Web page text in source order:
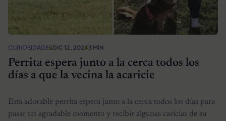
CURIOSIDADESDIC 12, 20243 MIN
Perrita espera junto a la cerca todos los
días a que la vecina la acaricie
Esta adorable perrita espera junto a la cerca todos los días para
pasar un agradable momento y recibir algunas caricias de su